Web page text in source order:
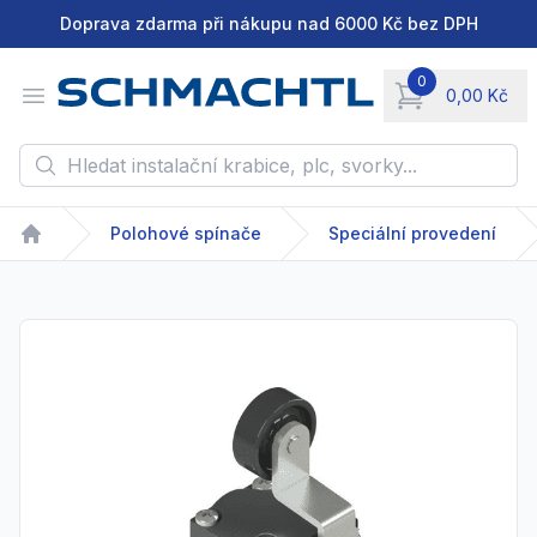
Doprava zdarma při nákupu nad 6000 Kč bez DPH
Open menu
0
0,00 Kč
items in cart,
Hledat instalační krabice, plc, svorky...
Home
Polohové spínače Speciální provedení